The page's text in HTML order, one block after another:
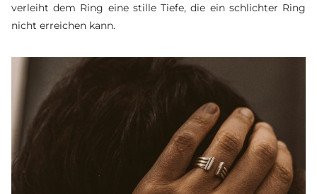
verleiht dem Ring eine stille Tiefe, die ein schlichter Ring
nicht erreichen kann.